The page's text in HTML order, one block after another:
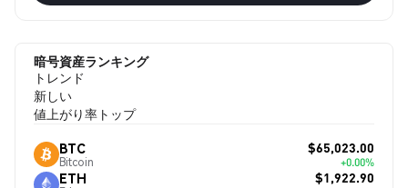
暗号資産ランキング
トレンド
新しい
値上がり率トップ
BTC
Bitcoin
$65,023.00
+0.00%
ETH $1,922.90